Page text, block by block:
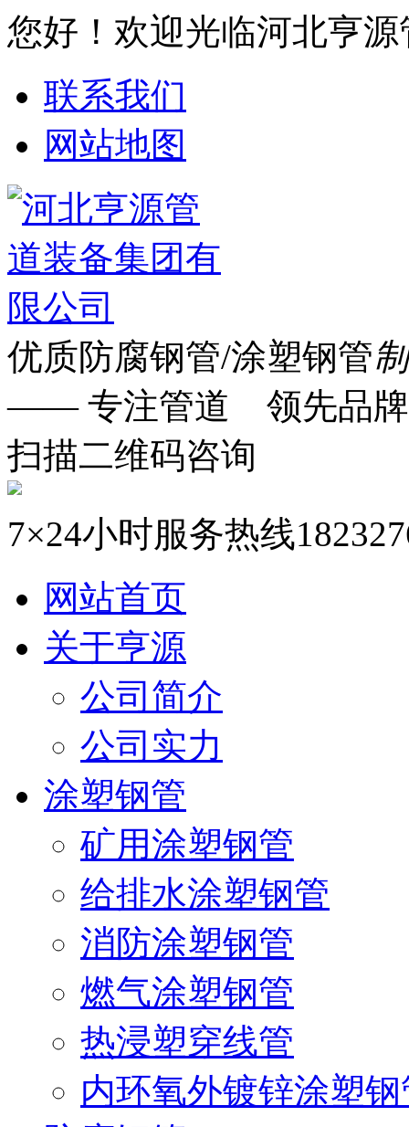
您好！欢迎光临河北亨
联系我们
网站地图
优质防腐钢管/涂塑钢管
—— 专注管道 领先品
扫描二维码咨询
7×24小时服务热线
网站首页
关于亨源
公司简介
公司实力
涂塑钢管
矿用涂塑钢管
给排水涂塑钢管
消防涂塑钢管
燃气涂塑钢管
热浸塑穿线管
内环氧外镀锌涂塑钢